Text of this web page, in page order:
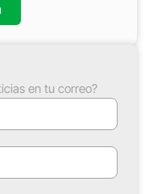
en tu correo?